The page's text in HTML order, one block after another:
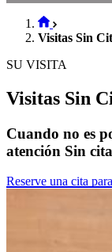
Visitas Sin
SU VISITA
Visitas Sin
Cuando no es
atención Sin
Reserve una cita